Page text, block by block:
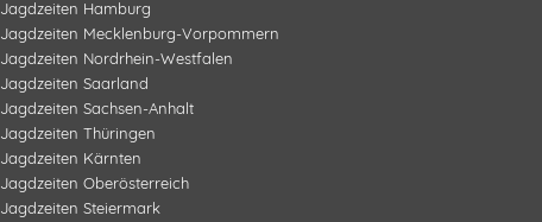
Jagdzeiten Hamburg
Jagdzeiten Mecklenburg-Vorpommern
Jagdzeiten Nordrhein-Westfalen
Jagdzeiten Saarland
Jagdzeiten Sachsen-Anhalt
Jagdzeiten Thüringen
Jagdzeiten Kärnten
Jagdzeiten Oberösterreich
Jagdzeiten Steiermark